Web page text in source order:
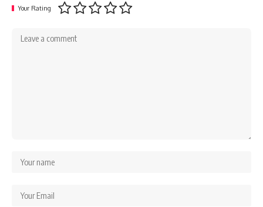
Your Rating